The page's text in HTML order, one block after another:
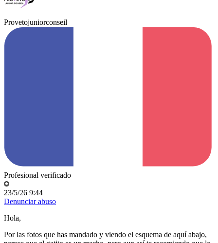
Provetojuniorconseil
Profesional verificado
23/5/26 9:44
Denunciar abuso
Hola,
Por las fotos que has mandado y viendo el esquema de aquí abajo,